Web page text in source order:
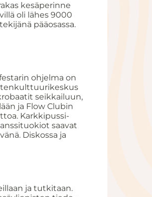
kesäperinne
oli lähes 9000
pääosassa.
ohjelma on
seikkailuun,
ja Flow Clubin
Karkkipussi-
saavat
Diskossa ja
ja tutkitaan.